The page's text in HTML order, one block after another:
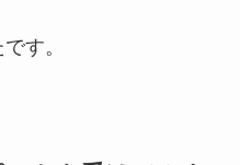
す。